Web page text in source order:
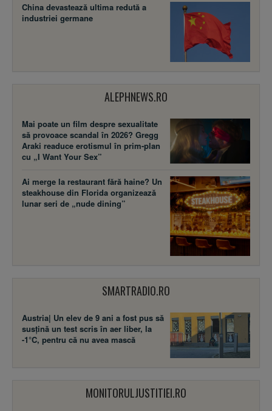
China devastează ultima redută a
industriei germane
ALEPHNEWS.RO
Mai poate un film despre sexualitate
să provoace scandal în 2026? Gregg
Araki readuce erotismul în prim-plan
cu „I Want Your Sex”
Ai merge la restaurant fără haine? Un
steakhouse din Florida organizează
lunar seri de „nude dining”
SMARTRADIO.RO
Austria| Un elev de 9 ani a fost pus să
susţină un test scris în aer liber, la
-1°C, pentru că nu avea mască
MONITORULJUSTITIEI.RO